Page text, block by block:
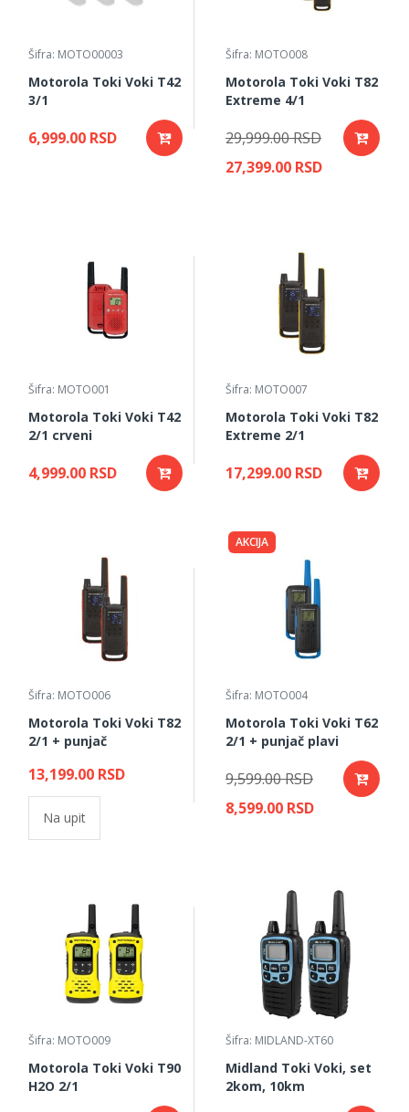
Šifra: MOTO00003
Motorola Toki Voki T42
3/1
6,999.00 RSD
Šifra: MOTO008
Motorola Toki Voki T82
Extreme 4/1
29,999.00 RSD
27,399.00 RSD
Šifra: MOTO001
Motorola Toki Voki T42
2/1 crveni
4,999.00 RSD
Šifra: MOTO007
Motorola Toki Voki T82
Extreme 2/1
17,299.00 RSD
Šifra: MOTO006
Motorola Toki Voki T82
2/1 + punjač
13,199.00 RSD
Na upit
AKCIJA
Šifra: MOTO004
Motorola Toki Voki T62
2/1 + punjač plavi
9,599.00 RSD
8,599.00 RSD
Šifra: MOTO009
Motorola Toki Voki T90
H2O 2/1
Šifra: MIDLAND-XT60
Midland Toki Voki, set
2kom, 10km